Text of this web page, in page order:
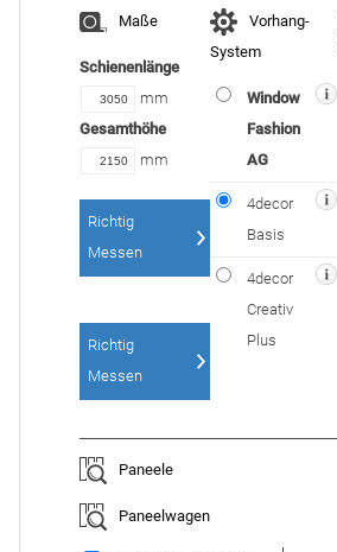
Maße
Schienenlänge
mm
Gesamthöhe
mm
Richtig
Messen
Richtig
Messen
Vorhang-
System
Window
Fashion
AG
4decor
Basis
4decor
Creativ
Plus
Paneele
Paneelwagen